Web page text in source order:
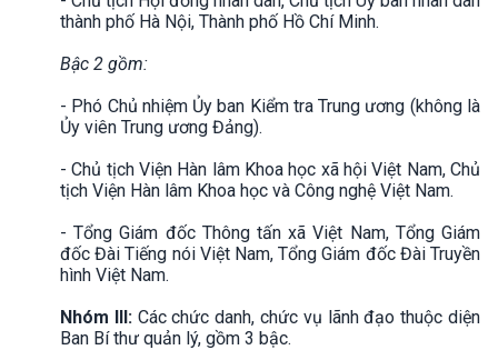
thành phố Hà Nội, Thành phố Hồ Chí Minh.
Bậc 2 gồm:
- Phó Chủ nhiệm Ủy ban Kiểm tra Trung ương (không là
Ủy viên Trung ương Đảng).
- Chủ tịch Viện Hàn lâm Khoa học xã hội Việt Nam, Chủ
tịch Viện Hàn lâm Khoa học và Công nghệ Việt Nam.
- Tổng Giám đốc Thông tấn xã Việt Nam, Tổng Giám
đốc Đài Tiếng nói Việt Nam, Tổng Giám đốc Đài Truyền
hình Việt Nam.
Nhóm III:Các chức danh, chức vụ lãnh đạo thuộc diện
Ban Bí thư quản lý, gồm 3 bậc.